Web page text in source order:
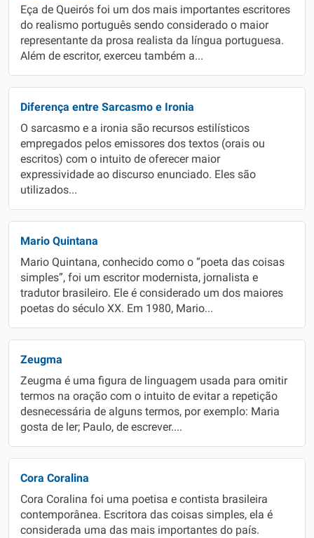
Eça de Queirós foi um dos mais importantes escritores
do realismo português sendo considerado o maior
representante da prosa realista da língua portuguesa.
Além de escritor, exerceu também a...
Diferença entre Sarcasmo e Ironia
O sarcasmo e a ironia são recursos estilísticos
empregados pelos emissores dos textos (orais ou
escritos) com o intuito de oferecer maior
expressividade ao discurso enunciado. Eles são
utilizados...
Mario Quintana
Mario Quintana, conhecido como o “poeta das coisas
simples”, foi um escritor modernista, jornalista e
tradutor brasileiro. Ele é considerado um dos maiores
poetas do século XX. Em 1980, Mario...
Zeugma
Zeugma é uma figura de linguagem usada para omitir
termos na oração com o intuito de evitar a repetição
desnecessária de alguns termos, por exemplo: Maria
gosta de ler; Paulo, de escrever....
Cora Coralina
Cora Coralina foi uma poetisa e contista brasileira
contemporânea. Escritora das coisas simples, ela é
considerada uma das mais importantes do país.